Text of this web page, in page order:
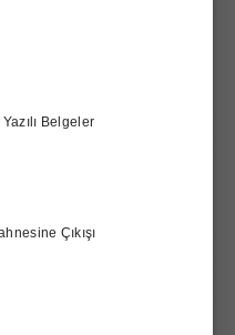
Belgeler
Çıkışı